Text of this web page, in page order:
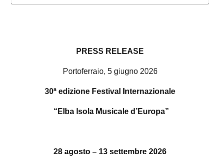
PRESS RELEASE
Portoferraio, 5 giugno 2026
30ª edizione Festival Internazionale
“Elba Isola Musicale d’Europa”
28 agosto – 13 settembre 2026